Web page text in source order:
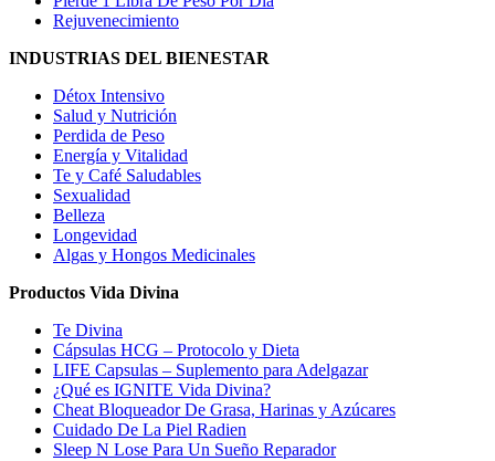
Rejuvenecimiento
INDUSTRIAS DEL BIENESTAR
Détox Intensivo
Salud y Nutrición
Perdida de Peso
Energía y Vitalidad
Te y Café Saludables
Sexualidad
Belleza
Longevidad
Algas y Hongos Medicinales
Productos Vida Divina
Te Divina
Cápsulas HCG – Protocolo y Dieta
LIFE Capsulas – Suplemento para Adelgazar
¿Qué es IGNITE Vida Divina?
Cheat Bloqueador De Grasa, Harinas y Azúcares
Cuidado De La Piel Radien
Sleep N Lose Para Un Sueño Reparador